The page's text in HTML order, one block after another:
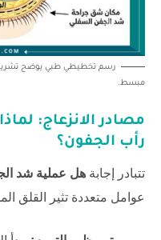
رسم تخطيطي طبي يوضح
مبسط.
مصادر الانزعاج:
رأب الجفون؟
تتبادر إجابة هل عملية شد
عوامل متعددة تثير القلق